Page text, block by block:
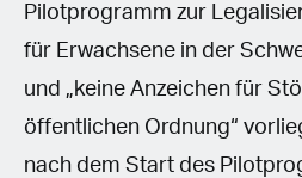
Pilotprogramm zur
für Erwachsene in der
und „keine Anzeichen für
öffentlichen Ordnung“
nach dem Start des